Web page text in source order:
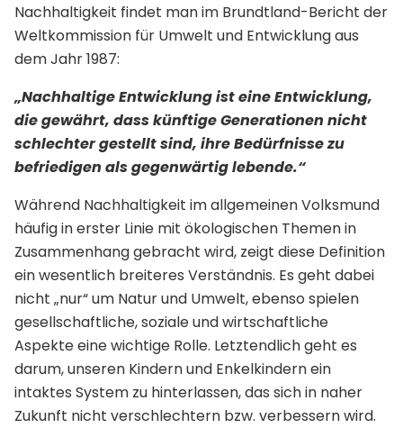
Nachhaltigkeit findet man im Brundtland-Bericht der
Weltkommission für Umwelt und Entwicklung aus
dem Jahr 1987:
„Nachhaltige Entwicklung ist eine Entwicklung,
die gewährt, dass künftige Generationen nicht
schlechter gestellt sind, ihre Bedürfnisse zu
befriedigen als gegenwärtig lebende.“
Während Nachhaltigkeit im allgemeinen Volksmund
häufig in erster Linie mit ökologischen Themen in
Zusammenhang gebracht wird, zeigt diese Definition
ein wesentlich breiteres Verständnis. Es geht dabei
nicht „nur“ um Natur und Umwelt, ebenso spielen
gesellschaftliche, soziale und wirtschaftliche
Aspekte eine wichtige Rolle. Letztendlich geht es
darum, unseren Kindern und Enkelkindern ein
intaktes System zu hinterlassen, das sich in naher
Zukunft nicht verschlechtern bzw. verbessern wird.